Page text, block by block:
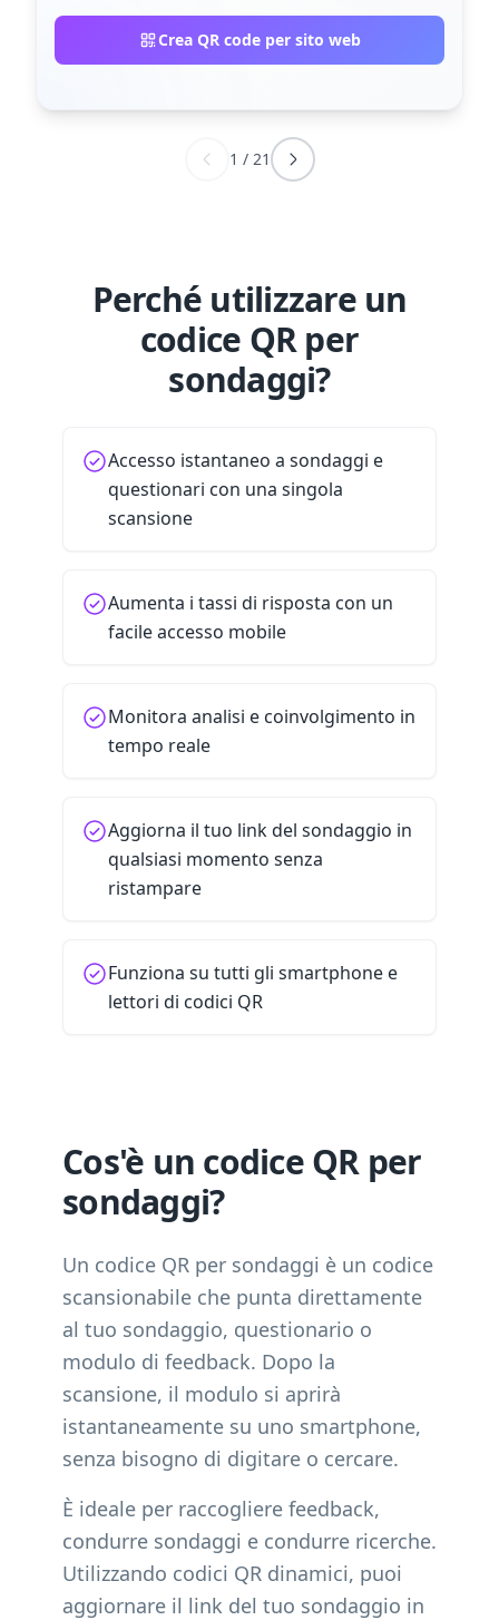
Crea QR code per sito web
1 / 21
Perché utilizzare un
codice QR per
sondaggi?
Accesso istantaneo a sondaggi e
questionari con una singola
scansione
Aumenta i tassi di risposta con un
facile accesso mobile
Monitora analisi e coinvolgimento in
tempo reale
Aggiorna il tuo link del sondaggio in
qualsiasi momento senza
ristampare
Funziona su tutti gli smartphone e
lettori di codici QR
Cos'è un codice QR per
sondaggi?
Un codice QR per sondaggi è un codice
scansionabile che punta direttamente
al tuo sondaggio, questionario o
modulo di feedback. Dopo la
scansione, il modulo si aprirà
istantaneamente su uno smartphone,
senza bisogno di digitare o cercare.
È ideale per raccogliere feedback,
condurre sondaggi e condurre ricerche.
Utilizzando codici QR dinamici, puoi
aggiornare il link del tuo sondaggio in